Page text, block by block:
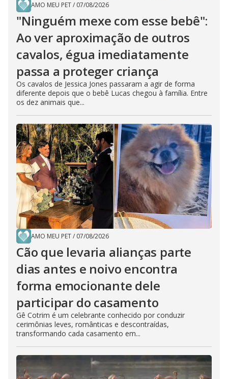
AMO MEU PET/ 07/08/2026
"Ninguém mexe com esse bebê":
Ao ver aproximação de outros
cavalos, égua imediatamente
passa a proteger criança
Os cavalos de Jessica Jones passaram a agir de forma
diferente depois que o bebê Lucas chegou à família. Entre
os dez animais que...
AMO MEU PET/ 07/08/2026
Cão que levaria alianças parte
dias antes e noivo encontra
forma emocionante dele
participar do casamento
Gê Cotrim é um celebrante conhecido por conduzir
cerimônias leves, românticas e descontraídas,
transformando cada casamento em...